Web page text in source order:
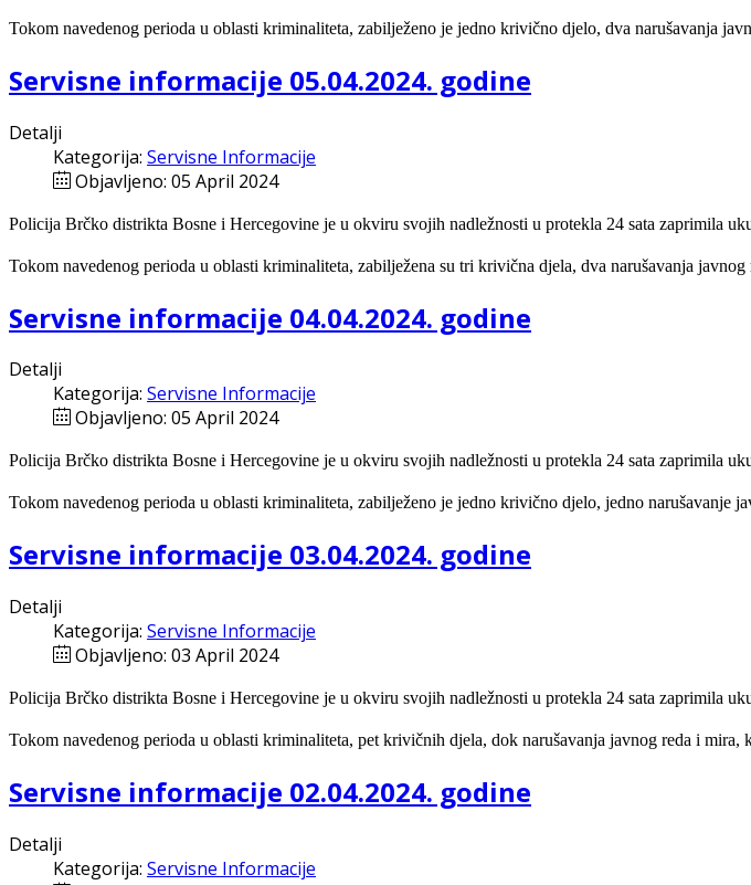
Tokom navedenog perioda u oblasti kriminaliteta, zabilježeno je jedno krivično djelo, dva narušavanja
Servisne informacije 05.04.2024. godine
Detalji
Kategorija: Servisne Informacije
Objavljeno: 05 April 2024
Policija Brčko distrikta Bosne i Hercegovine je u okviru svojih nadležnosti u protekla 24 sata zaprimila
Tokom navedenog perioda u oblasti kriminaliteta, zabilježena su tri krivična djela, dva narušavanja
Servisne informacije 04.04.2024. godine
Detalji
Kategorija: Servisne Informacije
Objavljeno: 05 April 2024
Policija Brčko distrikta Bosne i Hercegovine je u okviru svojih nadležnosti u protekla 24 sata zaprimila
Tokom navedenog perioda u oblasti kriminaliteta, zabilježeno je jedno krivično djelo, jedno narušavanje
Servisne informacije 03.04.2024. godine
Detalji
Kategorija: Servisne Informacije
Objavljeno: 03 April 2024
Policija Brčko distrikta Bosne i Hercegovine je u okviru svojih nadležnosti u protekla 24 sata zaprimila
Tokom navedenog perioda u oblasti kriminaliteta, pet krivičnih djela, dok narušavanja javnog reda i mira,
Servisne informacije 02.04.2024. godine
Detalji
Kategorija: Servisne Informacije